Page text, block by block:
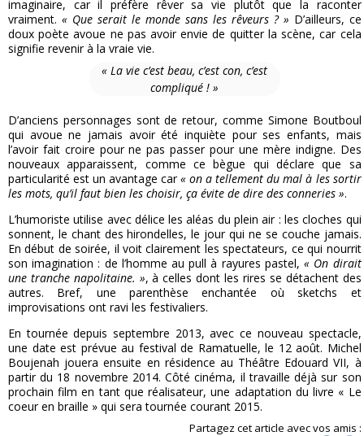
imaginaire, car il préfère rêver sa vie plutôt que la raconter
vraiment. « Que serait le monde sans les rêveurs ? » D’ailleurs, ce
doux poète avoue ne pas avoir envie de quitter la scène, car cela
signifie revenir à la vraie vie.
« La vie c’est beau, c’est con, c’est
compliqué ! »
D’anciens personnages sont de retour, comme Simone Boutboul
qui avoue ne jamais avoir été inquiète pour ses enfants, mais
l’avoir fait croire pour ne pas passer pour une mère indigne. Des
nouveaux apparaissent, comme ce bègue qui déclare que sa
particularité est un avantage car« on a tellement du mal à les sortir
les mots, qu’il faut bien les choisir, ça évite de dire des conneries ».
L’humoriste utilise avec délice les aléas du plein air : les cloches qui
sonnent, le chant des hirondelles, le jour qui ne se couche jamais.
En début de soirée, il voit clairement les spectateurs, ce qui nourrit
son imagination : de l’homme au pull à rayures pastel,« On dirait
une tranche napolitaine. », à celles dont les rires se détachent des
autres. Bref, une parenthèse enchantée où sketchs et
improvisations ont ravi les festivaliers.
En tournée depuis septembre 2013, avec ce nouveau spectacle,
une date est prévue au festival de Ramatuelle, le 12 août. Michel
Boujenah jouera ensuite en résidence au Théâtre Edouard VII, à
partir du 18 novembre 2014. Côté cinéma, il travaille déjà sur son
prochain film en tant que réalisateur, une adaptation du livre « Le
coeur en braille » qui sera tournée courant 2015.
Partagez cet article avec vos amis :